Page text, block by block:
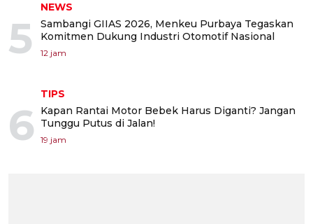
5
NEWS
Sambangi GIIAS 2026, Menkeu Purbaya Tegaskan
Komitmen Dukung Industri Otomotif Nasional
12 jam
6
TIPS
Kapan Rantai Motor Bebek Harus Diganti? Jangan
Tunggu Putus di Jalan!
19 jam